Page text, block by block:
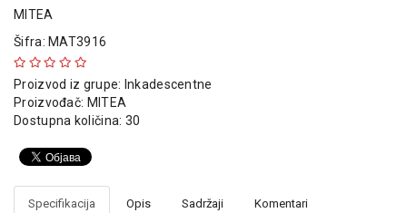
materijal
Napajanja
kontrola
osvetljenja
oprema
MITEA
Šifra: MAT3916
Proizvod iz grupe: Inkadescentne
Proizvođač: MITEA
Dostupna količina: 30
Specifikacija Opis Sadržaji Komentari